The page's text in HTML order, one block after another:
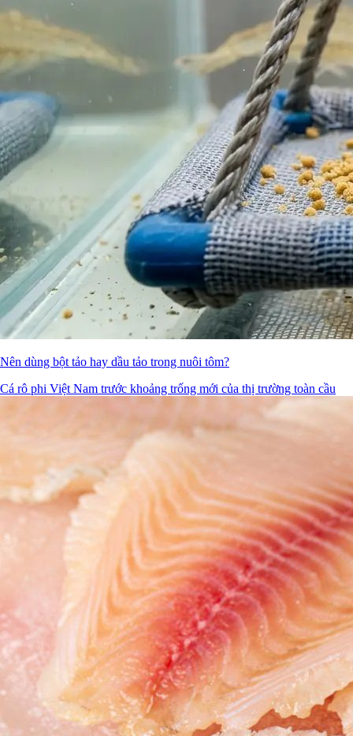
Nên dùng bột tảo hay dầu tảo trong nuôi tôm?
Cá rô phi Việt Nam trước khoảng trống mới của thị trường toàn cầu